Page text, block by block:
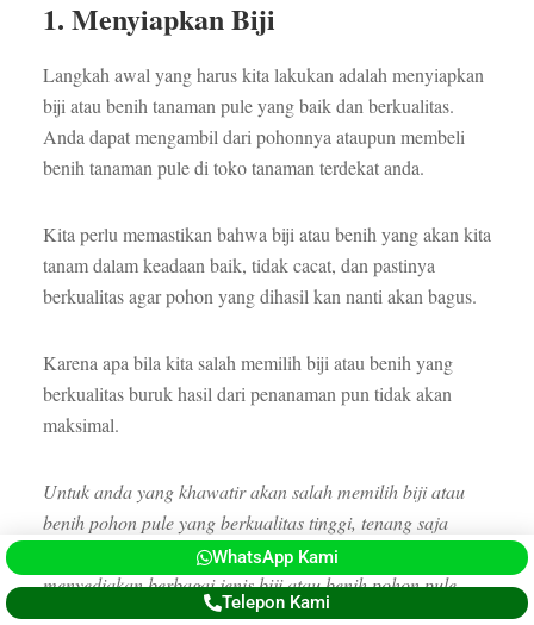
1. Menyiapkan Biji
Langkah awal yang harus kita lakukan adalah menyiapkan
biji atau benih tanaman pule yang baik dan berkualitas.
Anda dapat mengambil dari pohonnya ataupun membeli
benih tanaman pule di toko tanaman terdekat anda.
Kita perlu memastikan bahwa biji atau benih yang akan kita
tanam dalam keadaan baik, tidak cacat, dan pastinya
berkualitas agar pohon yang dihasil kan nanti akan bagus.
Karena apa bila kita salah memilih biji atau benih yang
berkualitas buruk hasil dari penanaman pun tidak akan
maksimal.
Untuk anda yang khawatir akan salah memilih biji atau
benih pohon pule yang berkualitas tinggi, tenang saja
perusahaan kami CV. Argotani Sejahtera telah
menyediakan berbagai jenis biji atau benih pohon pule.
WhatsApp Kami
Telepon Kami